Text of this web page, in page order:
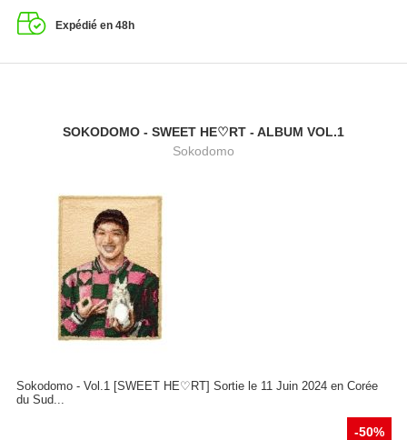
Expédié en 48h
SOKODOMO - SWEET HE♡RT - ALBUM VOL.1
Sokodomo
Sokodomo - Vol.1 [SWEET HE♡RT] Sortie le 11 Juin 2024 en Corée
du Sud...
-50%